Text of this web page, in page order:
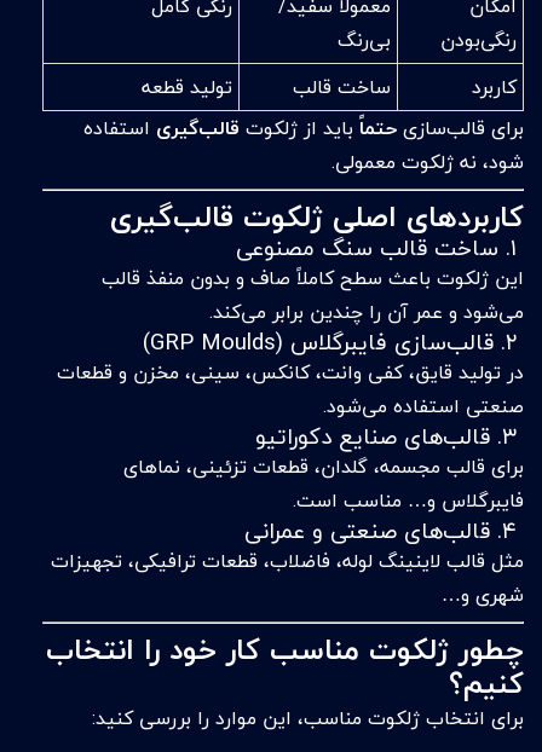
رنگی‌بودن
بی‌رنگ
کاربرد ساخت قالب
تولید قطعه
برای قالب‌سازیحتماً باید از ژلکوت قالب‌گیری استفاده
شود، نه ژلکوت معمولی.
کاربردهای اصلی ژلکوت قالب‌گیری
این ژلکوت باعث سطح کاملاً صاف و بدون منفذ قالب
می‌شود و عمر آن را چندین برابر می‌کند.
در تولید قایق، کفی وانت، کانکس، سینی، مخزن و قطعات
صنعتی استفاده می‌شود.
برای قالب مجسمه، گلدان، قطعات تزئینی، نماهای
فایبرگلاس و… مناسب است.
مثل قالب لاینینگ لوله، فاضلاب، قطعات ترافیکی، تجهیزات
شهری و…
چطور ژلکوت مناسب کار خود را انتخاب
کنیم؟
برای انتخاب ژلکوت مناسب، این موارد را بررسی کنید: